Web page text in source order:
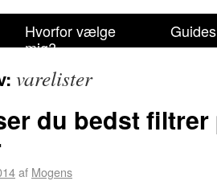
Hvorfor vælge
mig?
Guides
varelister
du bedst filtrer
af Mogens